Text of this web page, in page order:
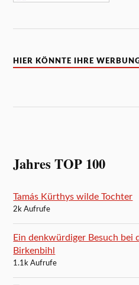
HIER KÖNNTE IHRE
Jahres TOP 100
Tamás Kürthys wilde Tochter
2k Aufrufe
Ein denkwürdiger Besuch bei
Birkenbihl
1.1k Aufrufe